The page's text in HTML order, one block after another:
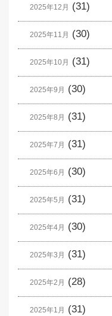
2025年12月 (31)
2025年11月 (30)
2025年10月 (31)
2025年9月 (30)
2025年8月 (31)
2025年7月 (31)
2025年6月 (30)
2025年5月 (31)
2025年4月 (30)
2025年3月 (31)
2025年2月 (28)
2025年1月 (31)